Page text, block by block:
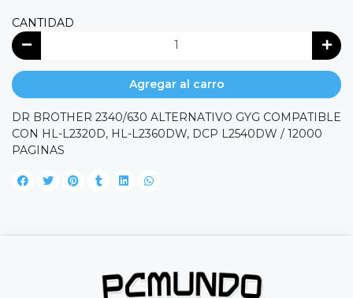
CANTIDAD
Agregar al carro
DR BROTHER 2340/630 ALTERNATIVO GYG COMPATIBLE
CON HL-L2320D, HL-L2360DW, DCP L2540DW / 12000
PAGINAS